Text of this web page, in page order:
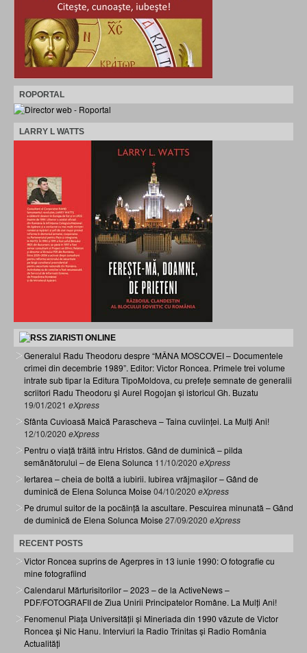
ROPORTAL
LARRY L WATTS
ZIARISTI ONLINE
Generalul Radu Theodoru despre “MÂNA MOSCOVEI – Documentele
crimei din decembrie 1989”. Editor: Victor Roncea. Primele trei volume
intrate sub tipar la Editura TipoMoldova, cu prefețe semnate de generalii
scriitori Radu Theodoru și Aurel Rogojan și istoricul Gh. Buzatu
19/01/2021 eXpress
Sfânta Cuvioasă Maică Parascheva – Taina cuviinței. La Mulți Ani!
12/10/2020 eXpress
Pentru o viață trăită întru Hristos. Gând de duminică – pilda
semănătorului – de Elena Solunca 11/10/2020 eXpress
Iertarea – cheia de boltă a iubirii. Iubirea vrăjmașilor – Gând de
duminică de Elena Solunca Moise 04/10/2020 eXpress
Pe drumul suitor de la pocăință la ascultare. Pescuirea minunată – Gând
de duminică de Elena Solunca Moise 27/09/2020 eXpress
RECENT POSTS
Victor Roncea suprins de Agerpres în 13 iunie 1990: O fotografie cu
mine fotografiind
Calendarul Mărturisitorilor – 2023 – de la ActiveNews –
PDF/FOTOGRAFII de Ziua Unirii Principatelor Române. La Mulți Ani!
Fenomenul Piața Universității și Mineriada din 1990 văzute de Victor
Roncea și Nic Hanu. Interviuri la Radio Trinitas și Radio România
Actualități